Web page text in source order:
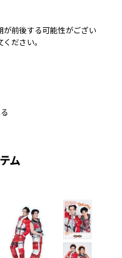
前後する可能性がござい
ださい。
ム